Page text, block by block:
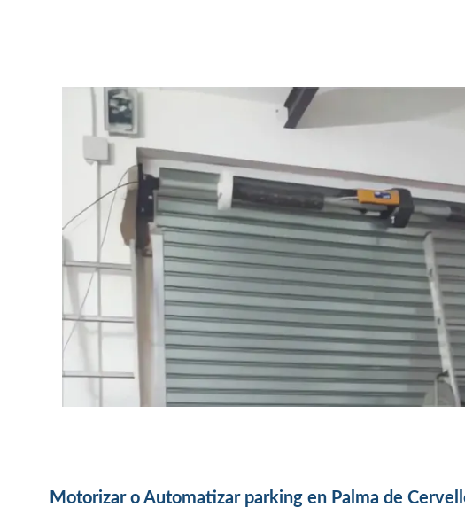
Motorizar o Automatizar parking en Palma de